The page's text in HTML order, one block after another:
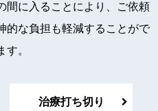
間に入ることにより、ご依頼
的な負担も軽減することがで
す。
治療打ち切り